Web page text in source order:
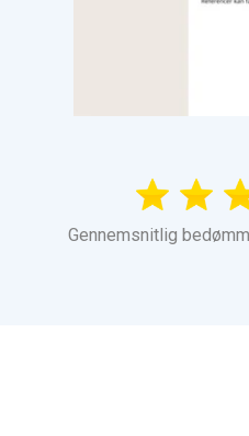
Gennemsnitlig